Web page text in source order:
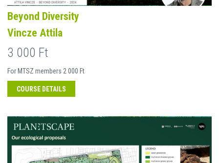
Beyond Diversity
Vincze Attila
3 000 Ft
For MTSZ members 2 000 Ft
COURSE DETAILS